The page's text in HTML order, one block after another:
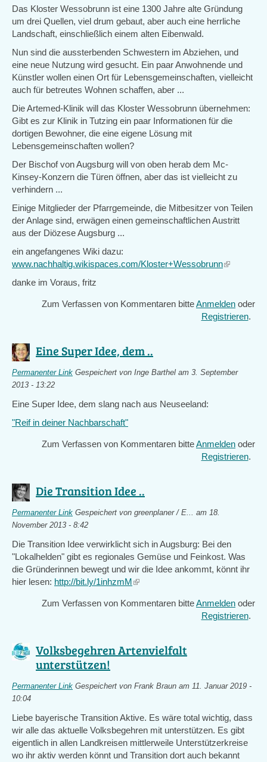
Das Kloster Wessobrunn ist eine 1300 Jahre alte Gründung
um drei Quellen, viel drum gebaut, aber auch eine herrliche
Landschaft, einschließlich einem alten Eibenwald.
Nun sind die aussterbenden Schwestern im Abziehen, und
eine neue Nutzung wird gesucht. Ein paar Anwohnende und
Künstler wollen einen Ort für Lebensgemeinschaften, vielleicht
auch für betreutes Wohnen schaffen, aber ...
Die Artemed-Klinik will das Kloster Wessobrunn übernehmen:
Gibt es zur Klinik in Tutzing ein paar Informationen für die
dortigen Bewohner, die eine eigene Lösung mit
Lebensgemeinschaften wollen?
Der Bischof von Augsburg will von oben herab dem Mc-
Kinsey-Konzern die Türen öffnen, aber das ist vielleicht zu
verhindern ...
Einige Mitglieder der Pfarrgemeinde, die Mitbesitzer von Teilen
der Anlage sind, erwägen einen gemeinschaftlichen Austritt
aus der Diözese Augsburg ...
ein angefangenes Wiki dazu:
www.nachhaltig.wikispaces.com/Kloster+Wessobrunn(link
danke im Voraus, fritz
Zum Verfassen von Kommentaren bitteAnmelden oder
Registrieren.
Eine Super Idee, dem ..
Permanenter Link Gespeichert von Inge Barthel am 3. September
2013 - 13:22
Eine Super Idee, dem slang nach aus Neuseeland:
"Reif in deiner Nachbarschaft"
Zum Verfassen von Kommentaren bitteAnmelden oder
Registrieren.
Die Transition Idee ..
Permanenter Link Gespeichert von greenplaner / E... am 18.
November 2013 - 8:42
Die Transition Idee verwirklicht sich in Augsburg: Bei den
"Lokalhelden" gibt es regionales Gemüse und Feinkost. Was
die Gründerinnen bewegt und wir die Idee ankommt, könnt ihr
hier lesen: http://bit.ly/1inhzmM(link
external)
Zum Verfassen von Kommentaren bitteAnmelden oder
Registrieren.
Volksbegehren Artenvielfalt
unterstützen!
Permanenter Link Gespeichert von Frank Braun am 11. Januar 2019 -
10:04
Liebe bayerische Transition Aktive. Es wäre total wichtig, dass
wir alle das aktuelle Volksbegehren mit unterstützen. Es gibt
eigentlich in allen Landkreisen mittlerweile Unterstützerkreise
wo ihr aktiv werden könnt und Transition dort auch bekannt